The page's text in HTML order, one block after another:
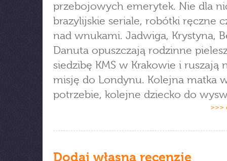
przebojowych emerytek. Nie dla
brazylijskie seriale, robótki ręczne
nad wnukami. Jadwiga, Krystyna,
Danuta opuszczają rodzinne
siedzibę KMS w Krakowie i ruszają
misję do Londynu. Kolejna matka
potrzebie, kolejne dziecko do
>>>
Dodaj własną recenzję